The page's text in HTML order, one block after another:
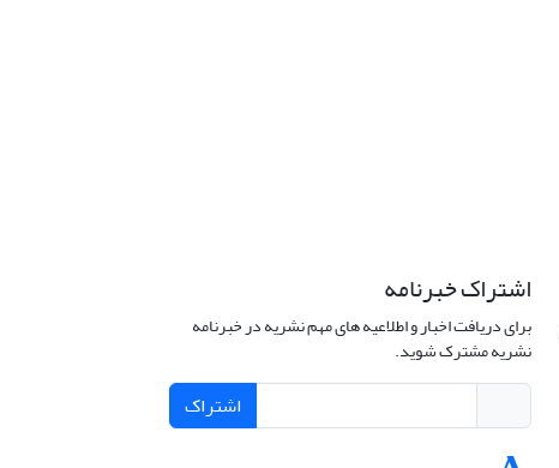
اشتراک خبرنامه
برای دریافت اخبار و اطلاعیه های مهم نشریه در خبرنامه
نشریه مشترک شوید.
اشتراک